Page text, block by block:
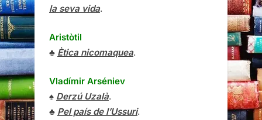
la seva vida.
Aristòtil
♣ Ètica nicomaquea.
Vladímir Arséniev
♠ Derzú Uzalà.
♣ Pel país de l’Ussuri.